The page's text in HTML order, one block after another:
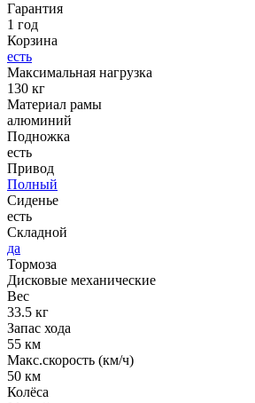
Гарантия
1 год
Корзина
есть
Максимальная нагрузка
130 кг
Материал рамы
алюминий
Подножка
есть
Привод
Полный
Сиденье
есть
Складной
да
Тормоза
Дисковые механические
Вес
33.5 кг
Запас хода
55 км
Макс.скорость (км/ч)
50 км
Колёса